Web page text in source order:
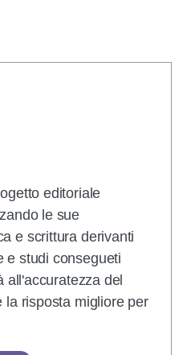
editoriale
le sue
e scrittura derivanti
e studi consegueti
all'accuratezza del
la risposta migliore per